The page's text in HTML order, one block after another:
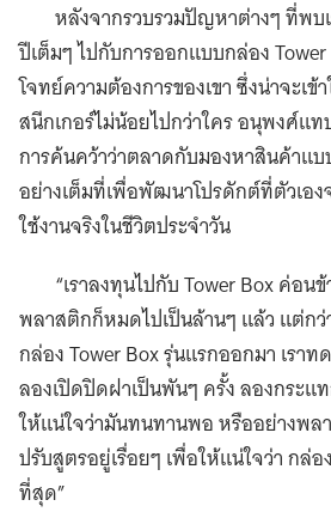
หลังจากรวบรวมปัญหาต่างๆ ที่พบ
ปีเต็มๆ ไปกับการออกแบบกล่อง
โจทย์ความต้องการของเขา ซึ่งน่าจะเ
สนีกเกอร์ไม่น้อยไปกว่าใคร อนุพงศ์แท
การค้นคว้าว่าตลาดกับมองหาสินค้าแบ
อย่างเต็มที่เพื่อพัฒนาโปรดักต์ที่ตัวเอง
ใช้งานจริงในชีวิตประจำวัน
“เราลงทุนไปกับ Tower Box ค่อน
พลาสติกก็หมดไปเป็นล้านๆ แล้ว แต่ก
กล่อง Tower Box รุ่นแรกออกมา เรา
ลองเปิดปิดฝาเป็นพันๆ ครั้ง ลองกระแ
ให้แน่ใจว่ามันทนทานพอ หรืออย่างพล
ปรับสูตรอยู่เรื่อยๆ เพื่อให้แน่ใจว่า กล่
ที่สุด”